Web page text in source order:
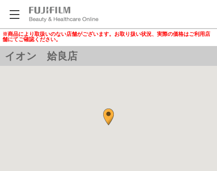
※商品により取扱いのない店舗がございます。お取り扱い状況、実際の価格はご利用店
舗にてご確認ください。
イオン 姶良店